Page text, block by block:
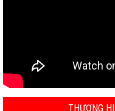
THƯƠNG